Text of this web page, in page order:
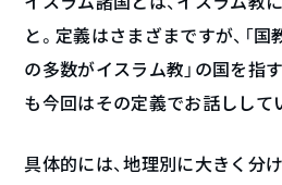
と。定義はさまざまですが、「国
の多数がイスラム教」の国を指
も今回はその定義でお話しして
具体的には、地理別に大きく分